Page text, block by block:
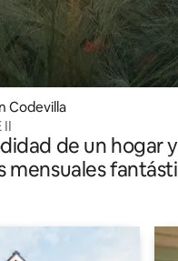
Codevilla
II
de un hogar
mensuales